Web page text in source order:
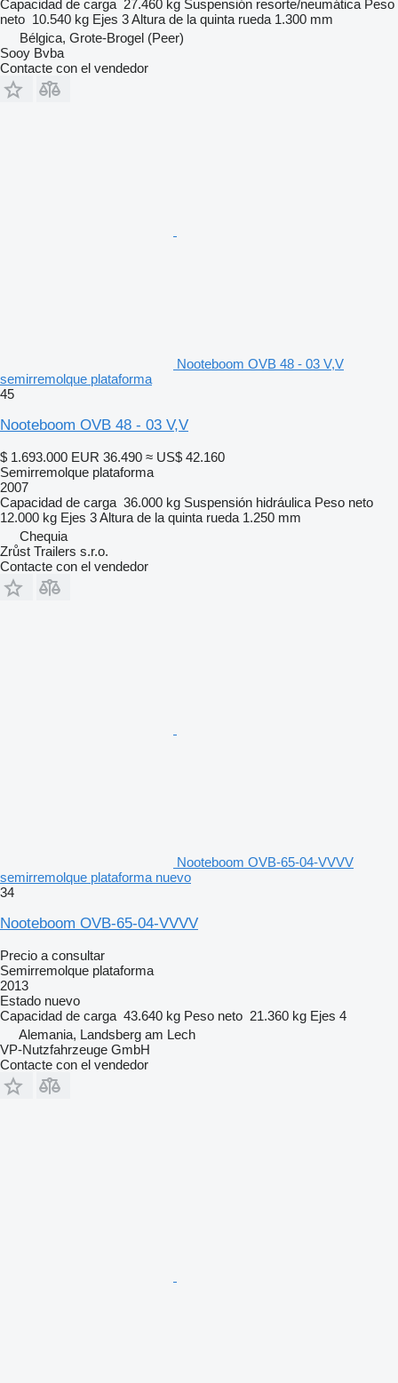
Capacidad de carga 27.460 kg Suspensión resorte/neumática Peso
neto 10.540 kg Ejes 3Altura de la quinta rueda 1.300 mm
Bélgica, Grote-Brogel (Peer)
Sooy Bvba
Contacte con el vendedor
Nooteboom OVB 48 - 03 V,V
semirremolque plataforma
45
Nooteboom OVB 48 - 03 V,V
$ 1.693.000 EUR 36.490 ≈ US$ 42.160
Semirremolque plataforma
2007
Capacidad de carga 36.000 kg Suspensión hidráulica Peso neto
12.000 kg Ejes 3Altura de la quinta rueda 1.250 mm
Chequia
Zrůst Trailers s.r.o.
Contacte con el vendedor
Nooteboom OVB-65-04-VVVV
semirremolque plataforma nuevo
34
Nooteboom OVB-65-04-VVVV
Precio a consultar
Semirremolque plataforma
2013
Estado nuevo
Capacidad de carga 43.640 kg Peso neto 21.360 kg Ejes 4
Alemania, Landsberg am Lech
VP-Nutzfahrzeuge GmbH
Contacte con el vendedor